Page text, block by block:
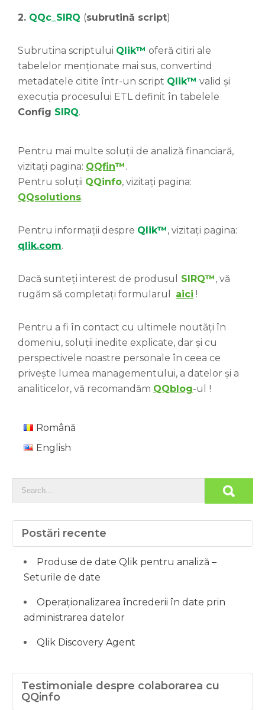
2. QQc_SIRQ (subrutină script)
Subrutina scriptului Qlik™ oferă citiri ale
tabelelor menționate mai sus, convertind
metadatele citite într-un script Qlik™ valid și
execuția procesului ETL definit în tabelele
Config SIRQ.
Pentru mai multe soluții de analiză financiară,
vizitați pagina: QQfin™.
Pentru soluții QQinfo, vizitați pagina:
QQsolutions.
Pentru informații despre Qlik™, vizitați pagina:
qlik.com.
Dacă sunteți interest de produsul SIRQ™, vă
rugăm să completați formularul aici !
Pentru a fi în contact cu ultimele noutăți în
domeniu, soluții inedite explicate, dar și cu
perspectivele noastre personale în ceea ce
privește lumea managementului, a datelor și a
analiticelor, vă recomandăm QQblog-ul !
Română
English
Postări recente
Produse de date Qlik pentru analiză –
Seturile de date
Operaționalizarea încrederii în date prin
administrarea datelor
Qlik Discovery Agent
Testimoniale despre colaborarea cu
QQinfo